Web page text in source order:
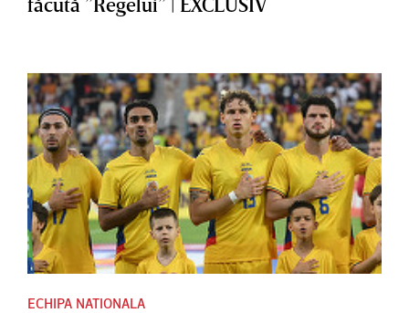
ECHIPA NATIONALA